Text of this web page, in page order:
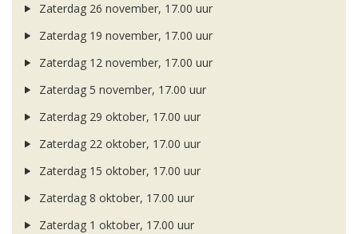
Zaterdag 26 november, 17.00 uur
Zaterdag 19 november, 17.00 uur
Zaterdag 12 november, 17.00 uur
Zaterdag 5 november, 17.00 uur
Zaterdag 29 oktober, 17.00 uur
Zaterdag 22 oktober, 17.00 uur
Zaterdag 15 oktober, 17.00 uur
Zaterdag 8 oktober, 17.00 uur
Zaterdag 1 oktober, 17.00 uur